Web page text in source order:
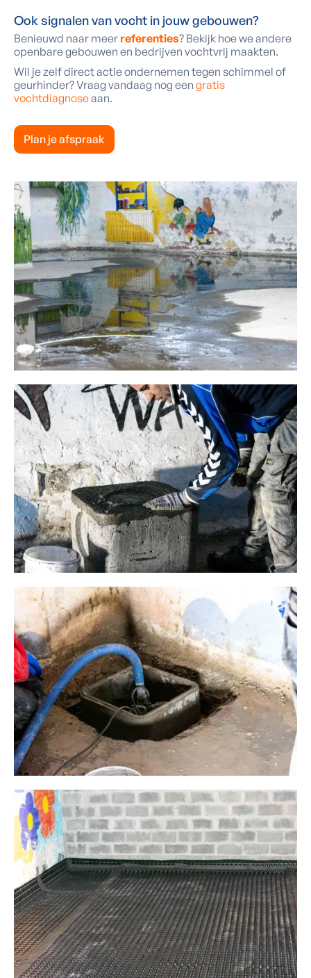
Ook signalen van vocht in jouw gebouwen?
Benieuwd naar meer referenties? Bekijk hoe we andere
openbare gebouwen en bedrijven vochtvrij maakten.
Wil je zelf direct actie ondernemen tegen schimmel of
geurhinder? Vraag vandaag nog een gratis
vochtdiagnoseaan.
Plan je afspraak